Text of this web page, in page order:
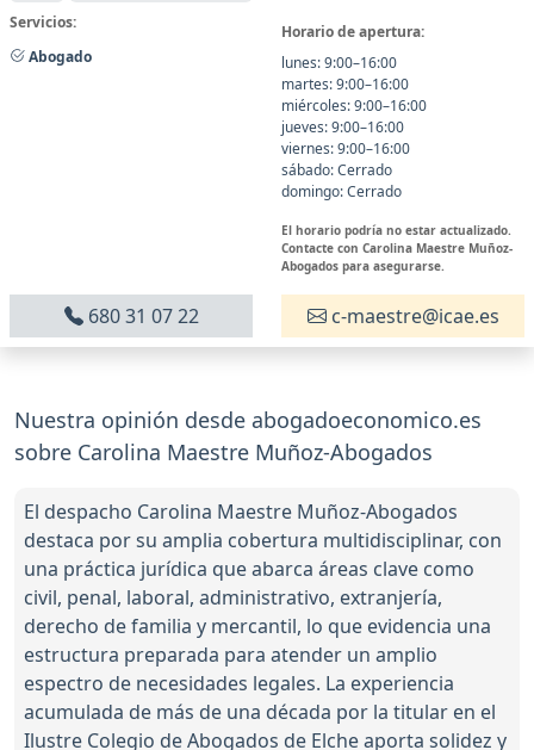
Servicios:
Abogado
Horario de apertura:
lunes: 9:00–16:00
martes: 9:00–16:00
miércoles: 9:00–16:00
jueves: 9:00–16:00
viernes: 9:00–16:00
sábado: Cerrado
domingo: Cerrado
El horario podría no estar actualizado.
Contacte con Carolina Maestre Muñoz-
Abogados para asegurarse.
680 31 07 22 c-maestre@icae.es
Nuestra opinión desde abogadoeconomico.es
sobre Carolina Maestre Muñoz-Abogados
El despacho Carolina Maestre Muñoz-Abogados
destaca por su amplia cobertura multidisciplinar, con
una práctica jurídica que abarca áreas clave como
civil, penal, laboral, administrativo, extranjería,
derecho de familia y mercantil, lo que evidencia una
estructura preparada para atender un amplio
espectro de necesidades legales. La experiencia
acumulada de más de una década por la titular en el
Ilustre Colegio de Abogados de Elche aporta solidez y